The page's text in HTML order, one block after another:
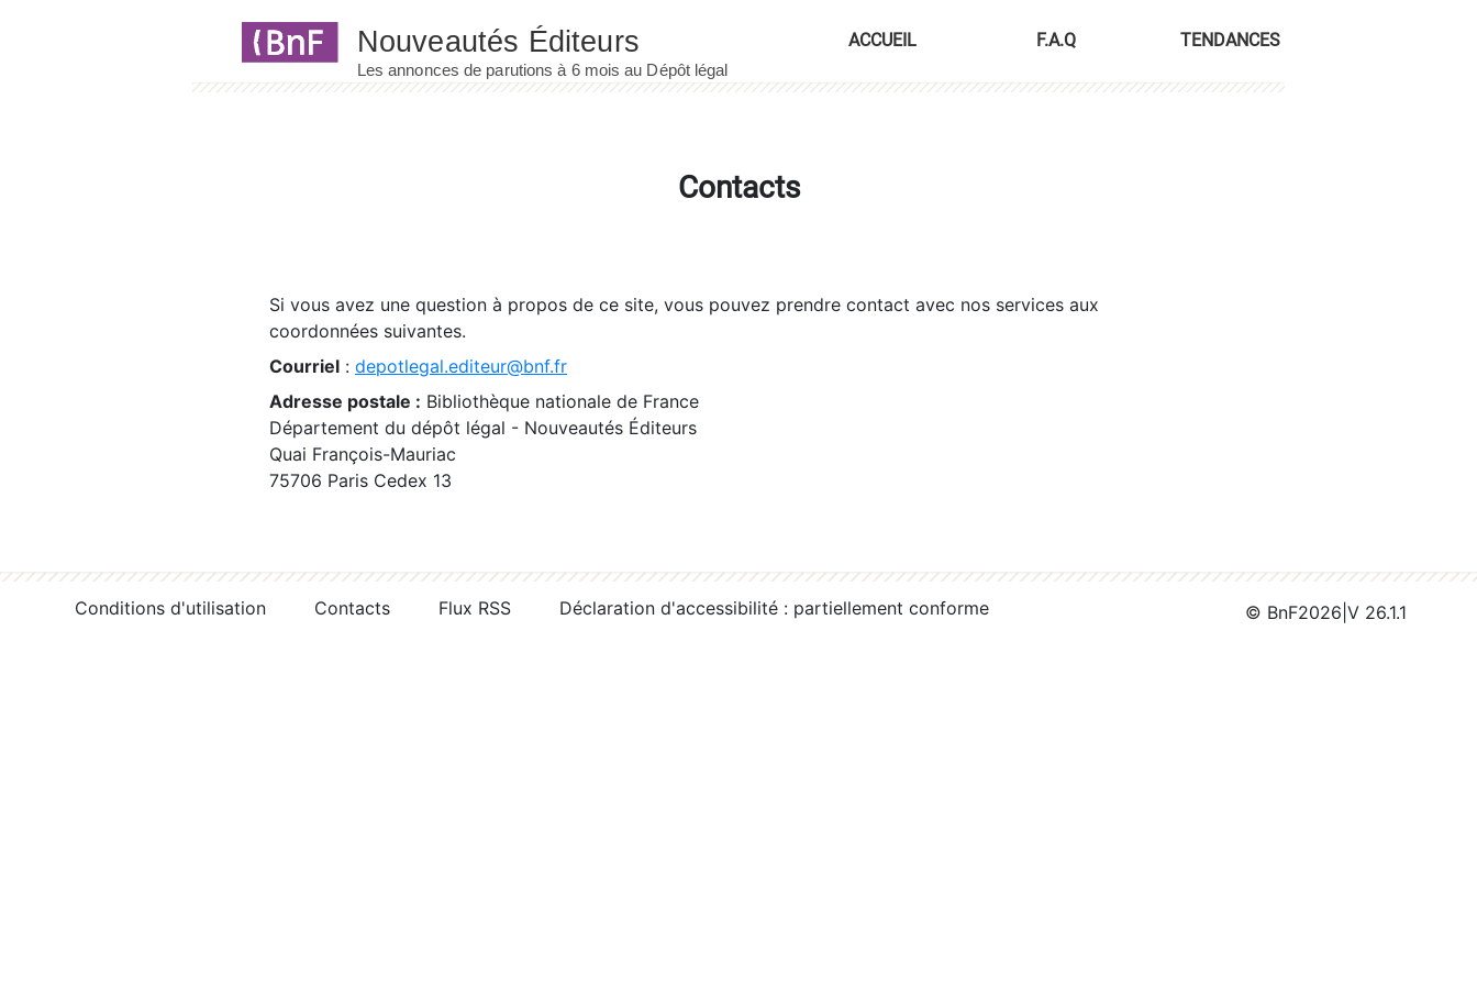
ACCUEIL F.A.Q TENDANCES
Contacts
Si vous avez une question à propos de ce site, vous pouvez prendre contact avec nos services aux
coordonnées suivantes.
Courriel : depotlegal.editeur@bnf.fr
Adresse postale : Bibliothèque nationale de France
Département du dépôt légal - Nouveautés Éditeurs
Quai François-Mauriac
75706 Paris Cedex 13
Conditions d'utilisation Contacts Flux RSS Déclaration d'accessibilité : partiellement conforme © BnF2026 V 26.1.1